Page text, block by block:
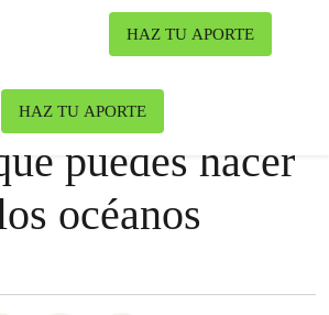
HAZ TU APORTE
HAZ TU APORTE
| Océanos
puedes hacer
océanos